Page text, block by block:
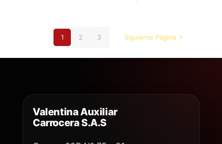
1 2 3 Siguiente Página
Valentina Auxiliar
Carrocera S.A.S